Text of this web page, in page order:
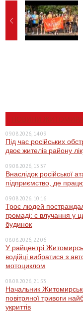
НОВИНИ ЖИТОМИРА
09.08.2026, 14:09
Під час російських
двоє жителів району
09.08.2026, 13:37
Внаслідок російської
підприємство, де
09.08.2026, 10:16
Троє людей
громаді: є влучання у
будинок
08.08.2026, 22:06
У райцентрі
водійці вибратися з
мотоциклом
08.08.2026, 21:53
Начальник
повітряної тривоги
укриттів